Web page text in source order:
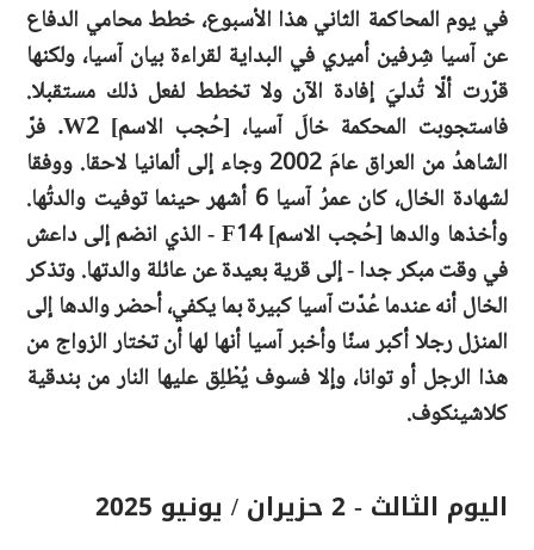
في يوم المحاكمة الثاني هذا الأسبوع، خطط محامي الدفاع
عن آسيا شِرفين أميري في البداية لقراءة بيان آسيا، ولكنها
قرّرت ألّا تُدليَ إفادة الآن ولا تخطط لفعل ذلك مستقبلا.
فاستجوبت المحكمة خالَ آسيا، [حُجب الاسم] W2. فرّ
الشاهدُ من العراق عامَ 2002 وجاء إلى ألمانيا لاحقا. ووفقا
لشهادة الخال، كان عمرُ آسيا 6 أشهر حينما توفيت والدتُها.
وأخذها والدها [حُجب الاسم] F14 - الذي انضم إلى داعش
في وقت مبكر جدا - إلى قرية بعيدة عن عائلة والدتها. وتذكر
الخال أنه عندما عُدّت آسيا كبيرة بما يكفي، أحضر والدها إلى
المنزل رجلا أكبر سنّا وأخبر آسيا أنها لها أن تختار الزواج من
هذا الرجل أو توانا، وإلا فسوف يُطْلِق عليها النار من بندقية
كلاشينكوف.
اليوم الثالث - 2 حزيران / يونيو 2025